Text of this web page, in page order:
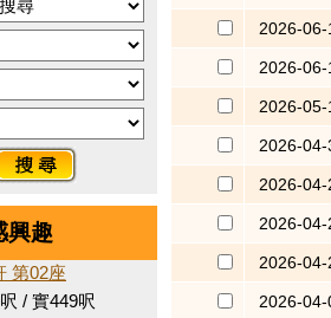
興趣
第02座
/ 實449呎
2026-06-
2026-06-
2026-05-
2026-04-
2026-04-
2026-04-
2026-04-
2026-04-